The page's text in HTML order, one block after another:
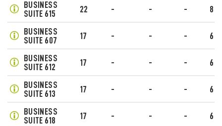
BUSINESS
SUITE 615
22 - - - 8
BUSINESS
SUITE 607
17 - - - 6
BUSINESS
SUITE 612
17 - - - 6
BUSINESS
SUITE 613
17 - - - 6
BUSINESS
SUITE 618
17 - - - 6